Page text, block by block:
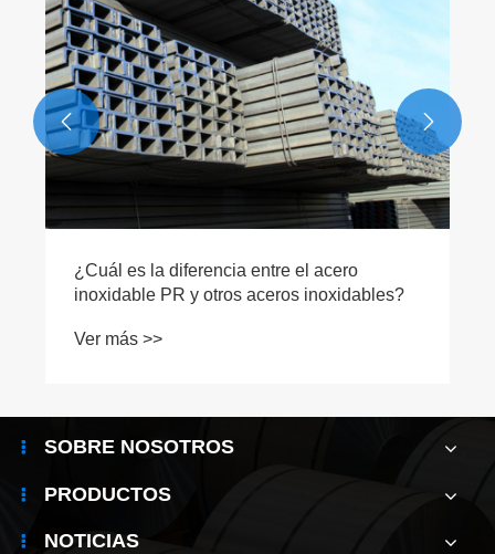
 
SOBRE NOSOTROS
PRODUCTOS
NOTICIAS